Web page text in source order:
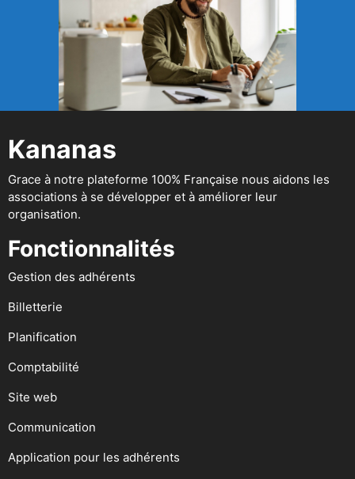
Kananas
Grace à notre plateforme 100% Française nous aidons les
associations à se développer et à améliorer leur
organisation.
Fonctionnalités
Gestion des adhérents
Billetterie
Planification
Comptabilité
Site web
Communication
Application pour les adhérents